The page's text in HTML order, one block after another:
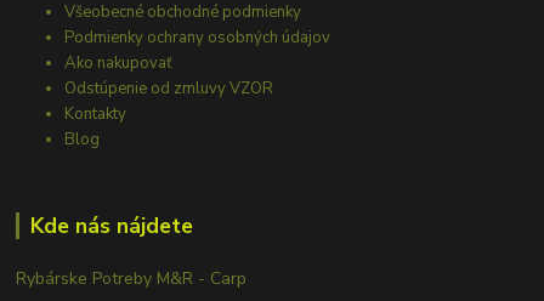
Všeobecné obchodné podmienky
Podmienky ochrany osobných údajov
Ako nakupovať
Odstúpenie od zmluvy VZOR
Kontakty
Blog
Kde nás nájdete
Rybárske Potreby M&R - Carp